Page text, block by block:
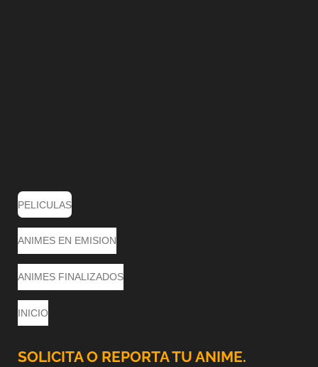
PELICULAS
ANIMES EN EMISION
ANIMES FINALIZADOS
INICIO
SOLICITA O REPORTA TU ANIME.